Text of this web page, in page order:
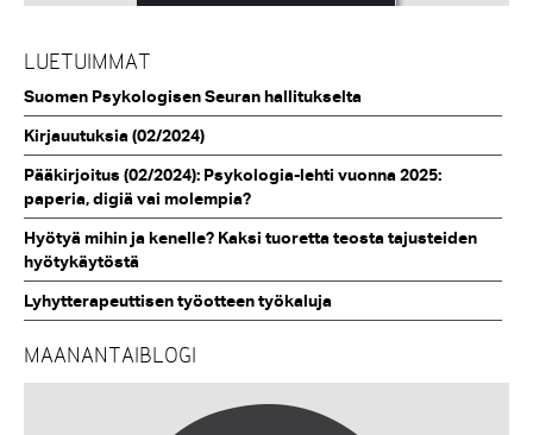
LUETUIMMAT
Suomen Psykologisen Seuran hallitukselta
Kirjauutuksia (02/2024)
Pääkirjoitus (02/2024): Psykologia-lehti vuonna 2025:
paperia, digiä vai molempia?
Hyötyä mihin ja kenelle? Kaksi tuoretta teosta tajusteiden
hyötykäytöstä
Lyhytterapeuttisen työotteen työkaluja
MAANANTAIBLOGI